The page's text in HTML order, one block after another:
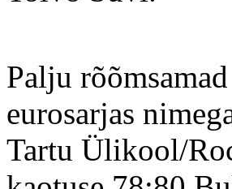
Palju
eurosarjas
Tartu Ülikool/